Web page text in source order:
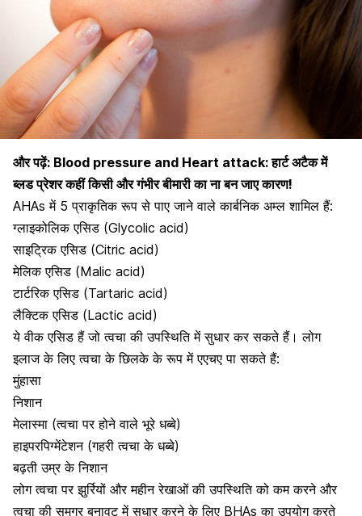
और पढ़ें: Blood pressure and Heart attack: हार्ट अटैक में
ब्लड प्रेशर कहीं किसी और गंभीर बीमारी का ना बन जाए कारण!
AHAs में 5 प्राकृतिक रूप से पाए जाने वाले कार्बनिक अम्ल शामिल हैं:
ग्लाइकोलिक एसिड (Glycolic acid)
साइट्रिक एसिड (Citric acid)
मेलिक एसिड (Malic acid)
टार्टरिक एसिड (Tartaric acid)
लैक्टिक एसिड (Lactic acid)
ये वीक एसिड हैं जो त्वचा की उपस्थिति में सुधार कर सकते हैं। लोग
इलाज के लिए त्वचा के छिलके के रूप में एएचए पा सकते हैं:
मुंहासा
निशान
मेलास्मा (त्वचा पर होने वाले भूरे धब्बे)
हाइपरपिग्मेंटेशन (गहरी त्वचा के धब्बे)
बढ़ती उम्र के निशान
लोग त्वचा पर झुर्रियों और महीन रेखाओं की उपस्थिति को कम करने और
त्वचा की समग्र बनावट में सुधार करने के लिए BHAs का उपयोग करते